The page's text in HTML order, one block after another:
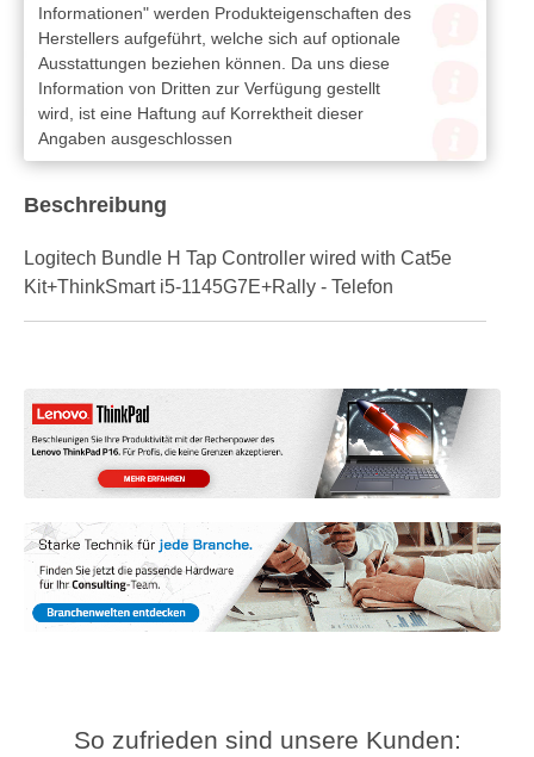
Informationen" werden Produkteigenschaften des
Herstellers aufgeführt, welche sich auf optionale
Ausstattungen beziehen können. Da uns diese
Information von Dritten zur Verfügung gestellt
wird, ist eine Haftung auf Korrektheit dieser
Angaben ausgeschlossen
Beschreibung
Logitech Bundle H Tap Controller wired with Cat5e
Kit+ThinkSmart i5-1145G7E+Rally - Telefon
So zufrieden sind unsere Kunden: